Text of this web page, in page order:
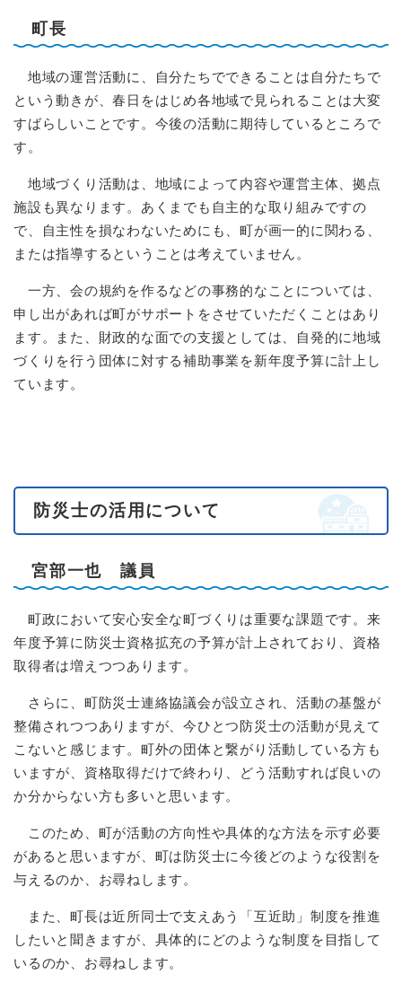
町長
地域の運営活動に、自分たちでできることは自分たちで
という動きが、春日をはじめ各地域で見られることは大変
すばらしいことです。今後の活動に期待しているところで
す。
地域づくり活動は、地域によって内容や運営主体、拠点
施設も異なります。あくまでも自主的な取り組みですの
で、自主性を損なわないためにも、町が画一的に関わる、
または指導するということは考えていません。
一方、会の規約を作るなどの事務的なことについては、
申し出があれば町がサポートをさせていただくことはあり
ます。また、財政的な面での支援としては、自発的に地域
づくりを行う団体に対する補助事業を新年度予算に計上し
ています。
防災士の活用について
宮部一也 議員
町政において安心安全な町づくりは重要な課題です。来
年度予算に防災士資格拡充の予算が計上されており、資格
取得者は増えつつあります。
さらに、町防災士連絡協議会が設立され、活動の基盤が
整備されつつありますが、今ひとつ防災士の活動が見えて
こないと感じます。町外の団体と繋がり活動している方も
いますが、資格取得だけで終わり、どう活動すれば良いの
か分からない方も多いと思います。
このため、町が活動の方向性や具体的な方法を示す必要
があると思いますが、町は防災士に今後どのような役割を
与えるのか、お尋ねします。
また、町長は近所同士で支えあう「互近助」制度を推進
したいと聞きますが、具体的にどのような制度を目指して
いるのか、お尋ねします。